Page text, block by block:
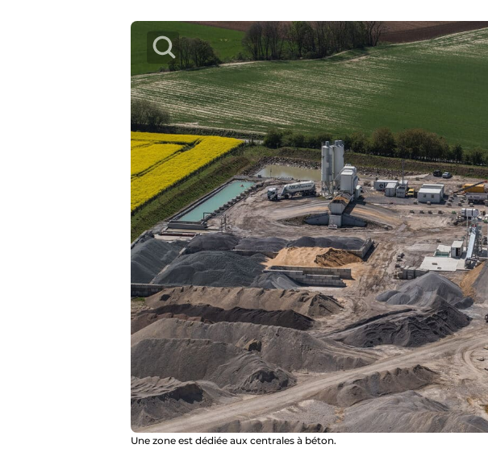
Une zone est dédiée aux centrales à béton.